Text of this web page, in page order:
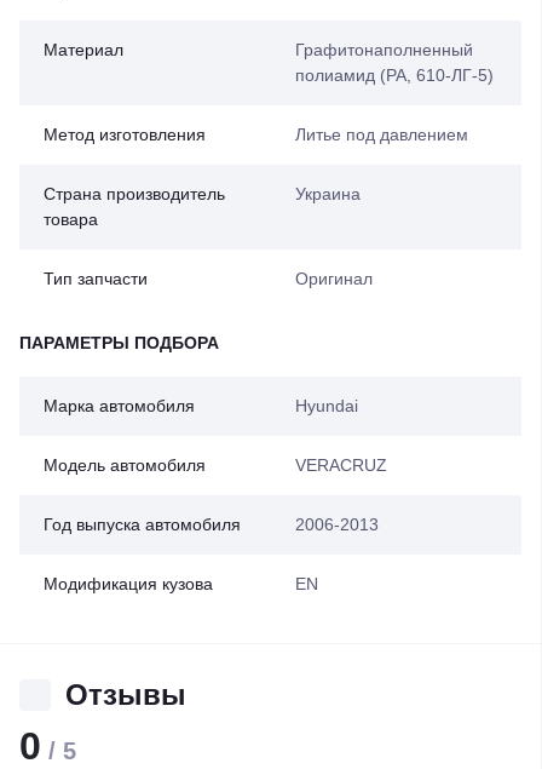
Материал
Графитонаполненный
полиамид (PA, 610-ЛГ-5)
Метод изготовления Литье под давлением
Страна производитель
товара
Украина
Тип запчасти Оригинал
ПАРАМЕТРЫ ПОДБОРА
Марка автомобиля Hyundai
Модель автомобиля VERACRUZ
Год выпуска автомобиля 2006-2013
Модификация кузова EN
Отзывы
0 / 5